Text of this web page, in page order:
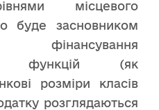
місцевого
буде засновником
функцій (як
розміри класів
розглядаються